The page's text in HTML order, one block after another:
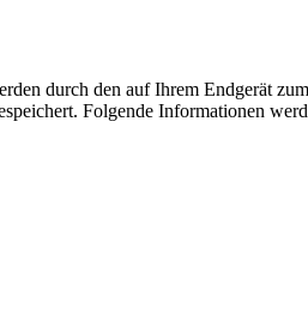
durch den auf Ihrem Endgerät
Folgende Informationen